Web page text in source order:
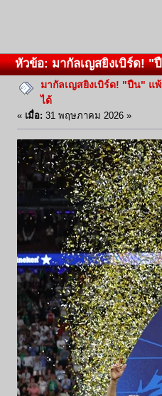
หัวข้อ: มากัลเญสยิงเบิร์ด! "
มากัลเญสยิงเบิร์ด! "ปืน" แ
ได้
« เมื่อ: 31 พฤษภาคม 2026 »